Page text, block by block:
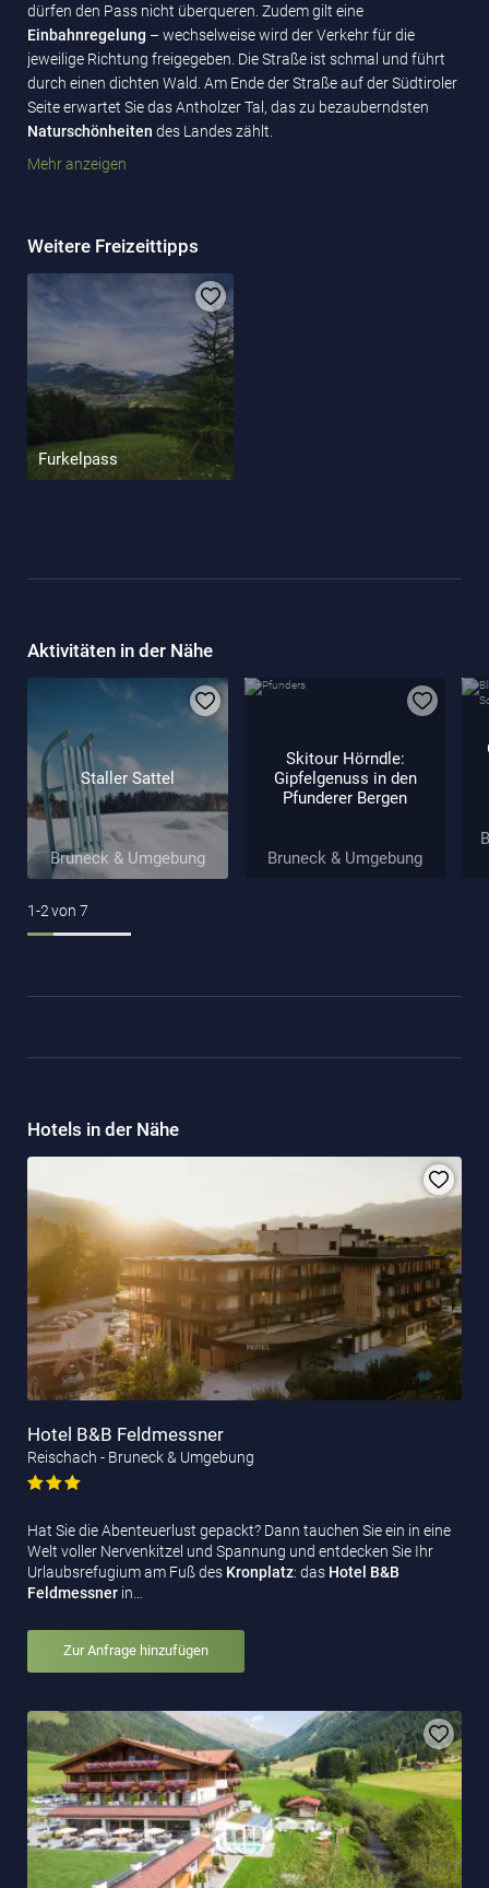
dürfen den Pass nicht überqueren. Zudem gilt eine
Einbahnregelung – wechselweise wird der Verkehr für die
jeweilige Richtung freigegeben. Die Straße ist schmal und führt
durch einen dichten Wald. Am Ende der Straße auf der Südtiroler
Seite erwartet Sie das Antholzer Tal, das zu bezauberndsten
Naturschönheiten des Landes zählt.
Mehr anzeigen
Weitere Freizeittipps
Furkelpass
Aktivitäten in der Nähe
Staller Sattel
Bruneck & Umgebung
Skitour Hörndle:
Gipfelgenuss in den
Pfunderer Bergen
Bruneck & Umgebung
1-2von 7
Hotels in der Nähe
Hotel B&B Feldmessner
Reischach - Bruneck & Umgebung
Hat Sie die Abenteuerlust gepackt? Dann tauchen Sie ein in eine
Welt voller Nervenkitzel und Spannung und entdecken Sie Ihr
Urlaubsrefugium am Fuß des Kronplatz: das Hotel B&B
Feldmessner in…
Zur Anfrage hinzufügen